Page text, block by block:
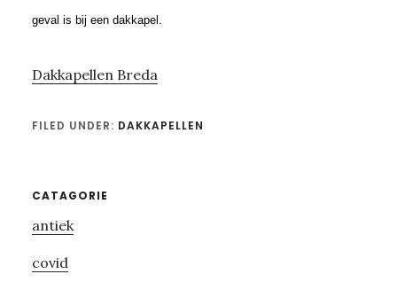
geval is bij een dakkapel.
Dakkapellen Breda
FILED UNDER: DAKKAPELLEN
Primary
Sidebar
CATAGORIE
antiek
covid